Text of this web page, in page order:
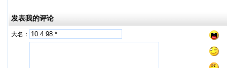
发表我的评论
大名：